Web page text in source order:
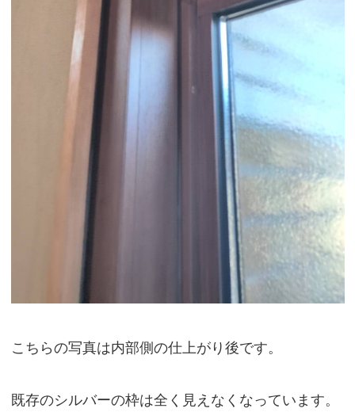
こちらの写真は内部側の仕上がり後です。
既存のシルバーの枠は全く見えなくなっています。